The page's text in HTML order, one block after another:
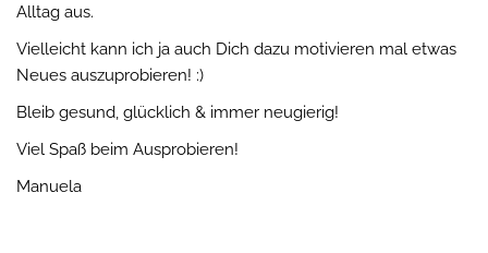
Alltag aus.
Vielleicht kann ich ja auch Dich dazu motivieren mal etwas
Neues auszuprobieren! :)
Bleib gesund, glücklich & immer neugierig!
Viel Spaß beim Ausprobieren!
Manuela